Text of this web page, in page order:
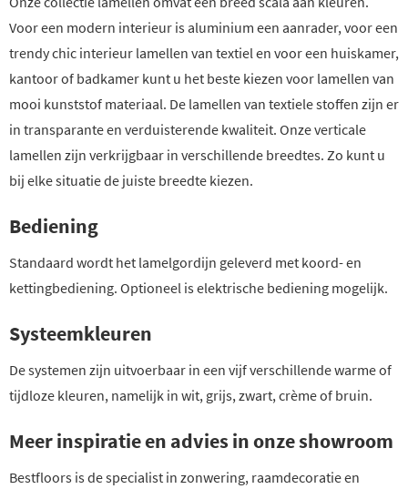
Voor een modern interieur is aluminium een aanrader, voor een
trendy chic interieur lamellen van textiel en voor een huiskamer,
kantoor of badkamer kunt u het beste kiezen voor lamellen van
mooi kunststof materiaal. De lamellen van textiele stoffen zijn er
in transparante en verduisterende kwaliteit. Onze verticale
lamellen zijn verkrijgbaar in verschillende breedtes. Zo kunt u
bij elke situatie de juiste breedte kiezen.
Bediening
Standaard wordt het lamelgordijn geleverd met koord- en
kettingbediening. Optioneel is elektrische bediening mogelijk.
Systeemkleuren
De systemen zijn uitvoerbaar in een vijf verschillende warme of
tijdloze kleuren, namelijk in wit, grijs, zwart, crème of bruin.
Meer inspiratie en advies in onze showroom
Bestfloors is de specialist in zonwering, raamdecoratie en